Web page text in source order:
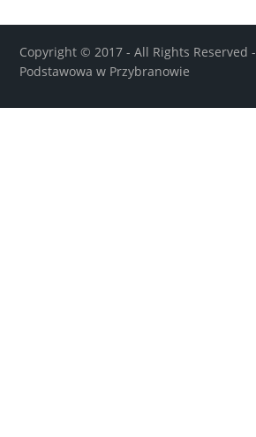
Copyright © 2017 - All Rights Reserved -
Podstawowa w Przybranowie